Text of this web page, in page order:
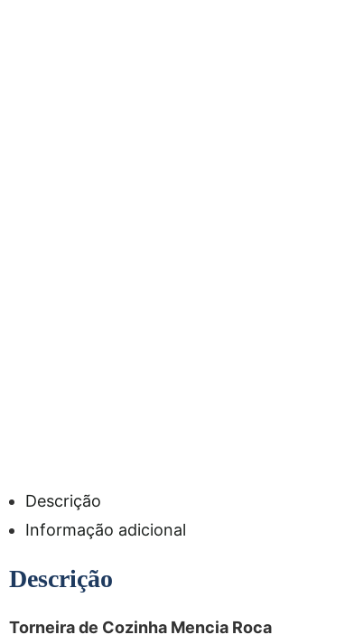
Descrição
Informação adicional
Descrição
Torneira de Cozinha Mencia Roca